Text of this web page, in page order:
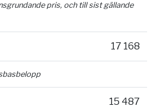
pris, och till sist gällande
17 168
15 487